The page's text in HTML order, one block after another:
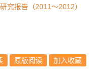
究报告（2011～2012）
原版阅读 加入收藏